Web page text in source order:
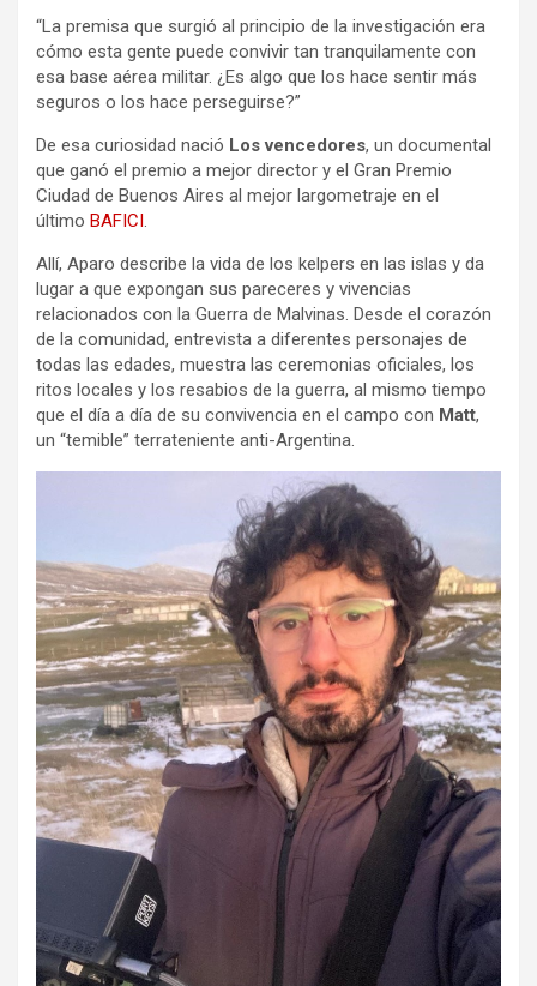
“La premisa que surgió al principio de la investigación era
cómo esta gente puede convivir tan tranquilamente con
esa base aérea militar. ¿Es algo que los hace sentir más
seguros o los hace perseguirse?”
De esa curiosidad nació Los vencedores, un documental
que ganó el premio a mejor director y el Gran Premio
Ciudad de Buenos Aires al mejor largometraje en el
último BAFICI.
Allí, Aparo describe la vida de los kelpers en las islas y da
lugar a que expongan sus pareceres y vivencias
relacionados con la Guerra de Malvinas. Desde el corazón
de la comunidad, entrevista a diferentes personajes de
todas las edades, muestra las ceremonias oficiales, los
ritos locales y los resabios de la guerra, al mismo tiempo
que el día a día de su convivencia en el campo con Matt,
un “temible” terrateniente anti-Argentina.